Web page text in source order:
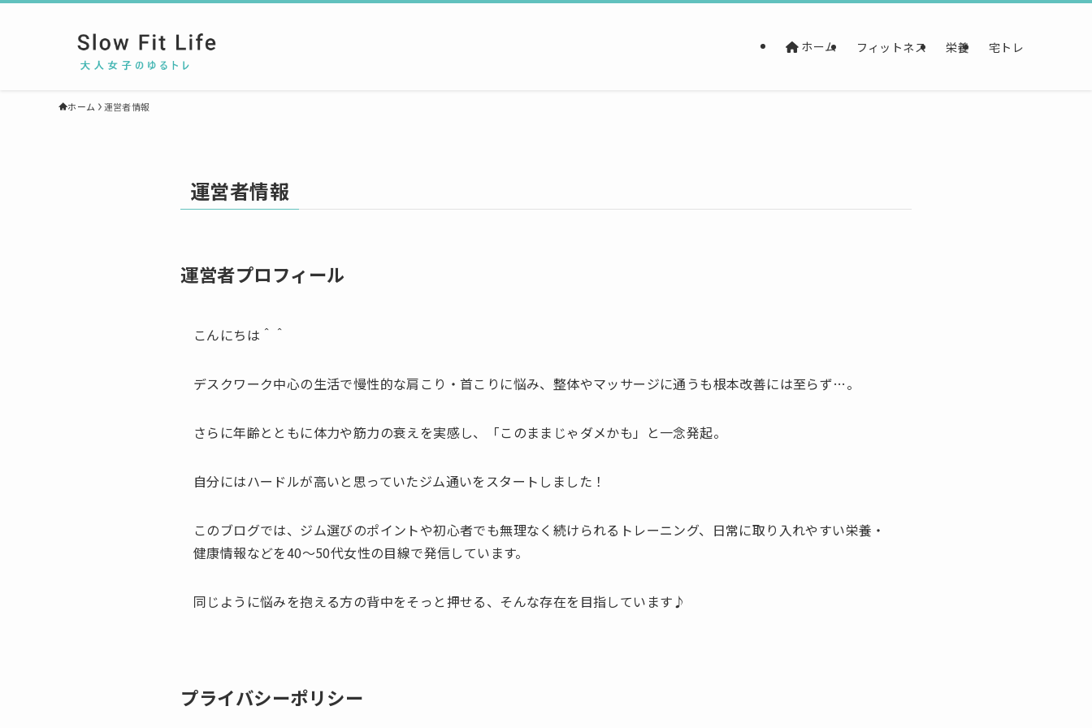
ホーム フィットネス 栄養 宅トレ
ホーム 運営者情報
運営者情報
運営者プロフィール
こんにちは＾＾
デスクワーク中心の生活で慢性的な肩こり・首こりに悩み、整体やマッサージに通うも根本改善には至らず…。
さらに年齢とともに体力や筋力の衰えを実感し、「このままじゃダメかも」と一念発起。
自分にはハードルが高いと思っていたジム通いをスタートしました！
このブログでは、ジム選びのポイントや初心者でも無理なく続けられるトレーニング、日常に取り入れやすい栄養・
健康情報などを40〜50代女性の目線で発信しています。
同じように悩みを抱える方の背中をそっと押せる、そんな存在を目指しています♪
プライバシーポリシー